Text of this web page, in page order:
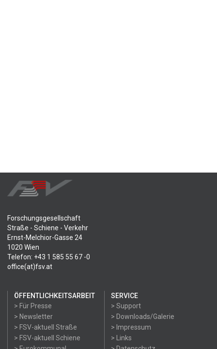
Forschungsgesellschaft
Straße - Schiene - Verkehr
Ernst-Melchior-Gasse 24
1020 Wien
Telefon: +43 1 585 55 67 -0
office(at)fsv.at
ÖFFENTLICHKEITSARBEIT
> Für Presse
> Newsletter
> FSV-aktuell Straße
> FSV-aktuell Schiene
SERVICE
> Support
> Downloads/Galerie
> Impressum
> Links